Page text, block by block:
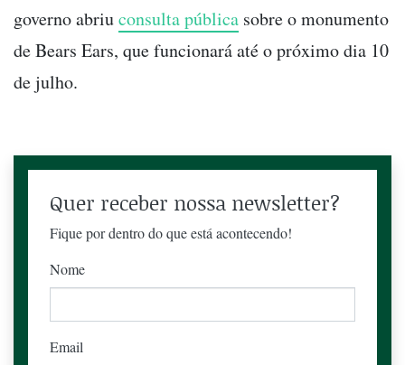
governo abriuconsulta pública sobre o monumento
de Bears Ears, que funcionará até o próximo dia 10
de julho.
Quer receber nossa newsletter?
Fique por dentro do que está acontecendo!
Nome
Email